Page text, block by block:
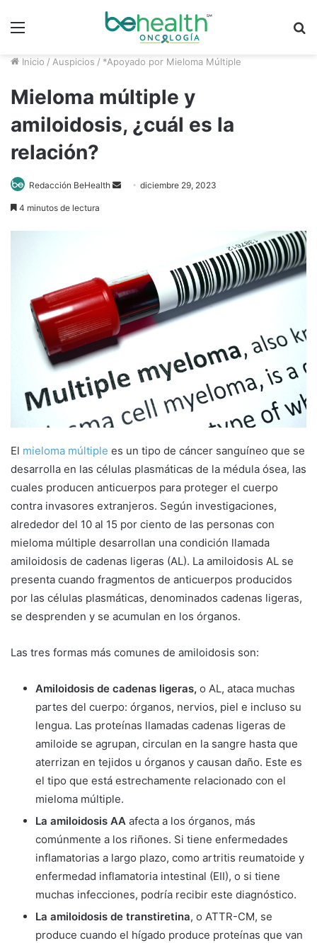
Inicio / Auspicios / *Apoyado por Mieloma Múltiple
Mieloma múltiple y
amiloidosis, ¿cuál es la
relación?
Redacción BeHealth
e
a
i
diciembre 29, 2023
4 minutos de lectura
El mieloma múltiple es un tipo de cáncer sanguíneo que se
desarrolla en las células plasmáticas de la médula ósea, las
cuales producen anticuerpos para proteger el cuerpo
contra invasores extranjeros. Según investigaciones,
alrededor del 10 al 15 por ciento de las personas con
mieloma múltiple desarrollan una condición llamada
amiloidosis de cadenas ligeras (AL). La amiloidosis AL se
presenta cuando fragmentos de anticuerpos producidos
por las células plasmáticas, denominados cadenas ligeras,
se desprenden y se acumulan en los órganos.
Las tres formas más comunes de amiloidosis son:
Amiloidosis de cadenas ligeras, o AL, ataca muchas
partes del cuerpo: órganos, nervios, piel e incluso su
lengua. Las proteínas llamadas cadenas ligeras de
amiloide se agrupan, circulan en la sangre hasta que
aterrizan en tejidos u órganos y causan daño. Este es
el tipo que está estrechamente relacionado con el
mieloma múltiple.
La amiloidosis AA afecta a los órganos, más
comúnmente a los riñones. Si tiene enfermedades
inflamatorias a largo plazo, como artritis reumatoide y
enfermedad inflamatoria intestinal (EII), o si tiene
muchas infecciones, podría recibir este diagnóstico.
La amiloidosis de transtiretina, o ATTR-CM, se
produce cuando el hígado produce proteínas que van